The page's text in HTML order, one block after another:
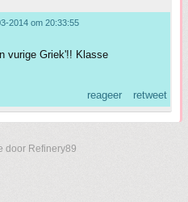
2014 om 20:33:55
vurige Griek'!! Klasse
reageer
retweet
door Refinery89